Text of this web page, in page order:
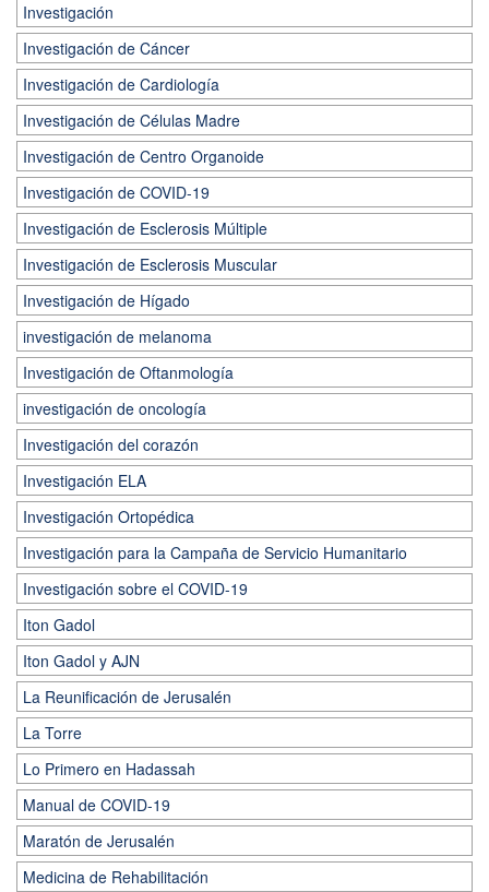
Investigación
Investigación de Cáncer
Investigación de Cardiología
Investigación de Células Madre
Investigación de Centro Organoide
Investigación de COVID-19
Investigación de Esclerosis Múltiple
Investigación de Esclerosis Muscular
Investigación de Hígado
investigación de melanoma
Investigación de Oftanmología
investigación de oncología
Investigación del corazón
Investigación ELA
Investigación Ortopédica
Investigación para la Campaña de Servicio Humanitario
Investigación sobre el COVID-19
Iton Gadol
Iton Gadol y AJN
La Reunificación de Jerusalén
La Torre
Lo Primero en Hadassah
Manual de COVID-19
Maratón de Jerusalén
Medicina de Rehabilitación